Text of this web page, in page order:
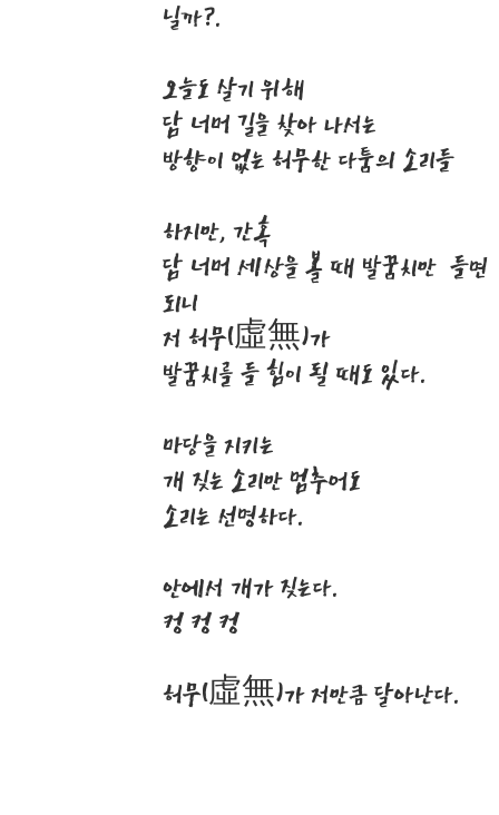
닐까?.
오늘도 살기 위해
담 너머 길을 찾아 나서는
방향이 없는 허무한 다툼의 소리들
하지만, 간혹
담 너머 세상을 볼 때 발꿈치만 들면
되니
저 허무(虛無)가
발꿈치를 들 힘이 될 때도 있다.
마당을 지키는
개 짖는 소리만 멈추어도
소리는 선명하다.
안에서 개가 짖는다.
컹 컹 컹
허무(虛無)가 저만큼 달아난다.